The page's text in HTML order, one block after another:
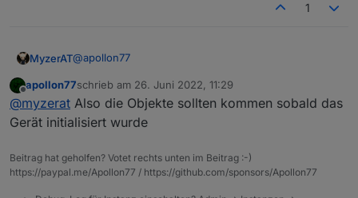
1
MyzerAT@apollon77
das Problem, war das in den Objekten beim besagten
Gerät nur zwei Zeilen sichtbar waren, nicht wie jetzt :
ist auch immer anders! einmal erkannte er das Gerät
apollon77schrieb am 26. Juni 2022, 11:29
zuletzt editiert von
@myzerat Also die Objekte sollten kommen sobald das
Gerät initialisiert wurde
Beitrag hat geholfen? Votet rechts unten im Beitrag :-)
https://paypal.me/Apollon77 / https://github.com/sponsors/Apollon77